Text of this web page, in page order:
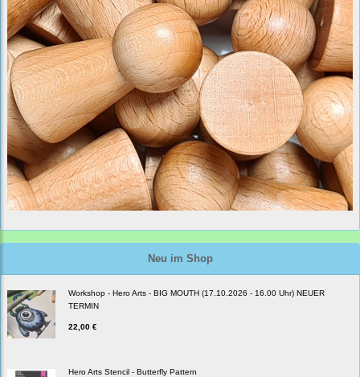
Neu im Shop
Workshop - Hero Arts - BIG MOUTH (17.10.2026 - 16.00 Uhr) NEUER
TERMIN
22,00 €
Hero Arts Stencil - Butterfly Pattern